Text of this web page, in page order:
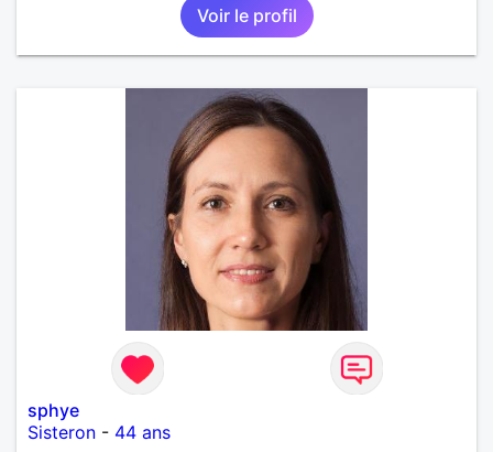
Voir le profil
sphye
Sisteron - 44 ans